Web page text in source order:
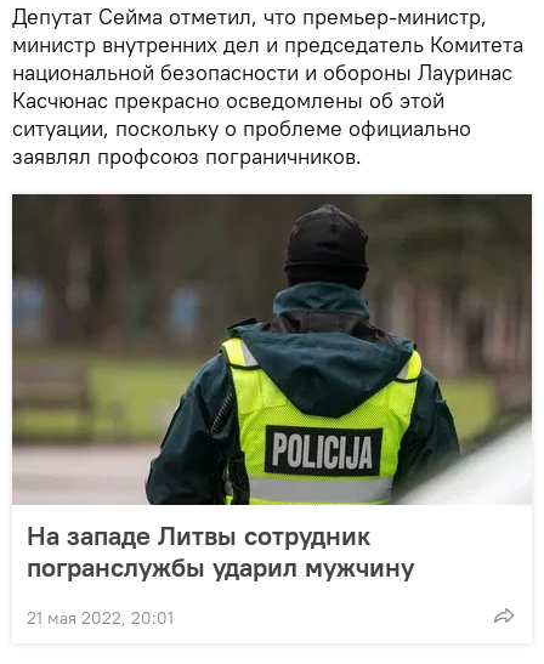
Депутат Сейма отметил, что премьер-министр,
министр внутренних дел и председатель Комитета
национальной безопасности и обороны Лауринас
Касчюнас прекрасно осведомлены об этой
ситуации, поскольку о проблеме официально
заявлял профсоюз пограничников.
На западе Литвы сотрудник
погранслужбы ударил мужчину
21 мая 2022, 20:01